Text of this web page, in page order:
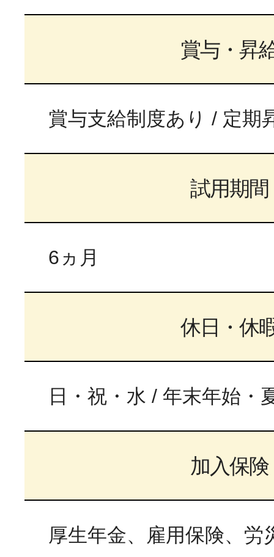
賞与・昇
賞与支給制度あり / 定期
試用期間
6ヵ月
休日・休
日・祝・水 / 年末年始・
加入保険
厚生年金、雇用保険、労